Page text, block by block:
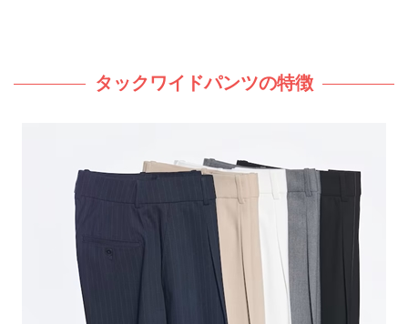
タックワイドパンツの特徴